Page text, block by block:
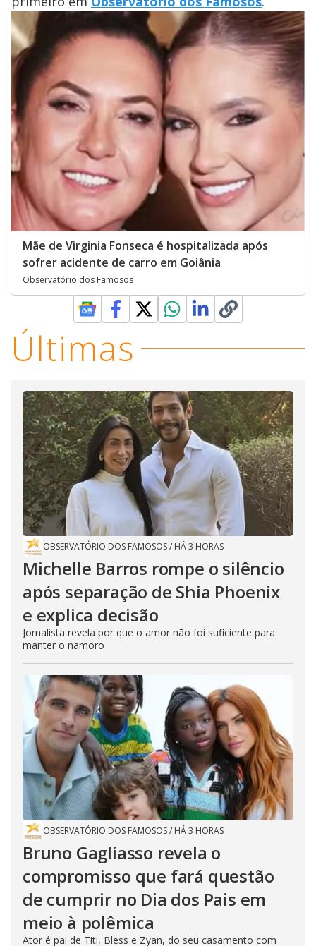
Mãe de Virginia Fonseca é hospitalizada após
sofrer acidente de carro em Goiânia
Observatório dos Famosos
Últimas
OBSERVATÓRIO DOS FAMOSOS/ HÁ 3 HORAS
Michelle Barros rompe o silêncio
após separação de Shia Phoenix
e explica decisão
Jornalista revela por que o amor não foi suficiente para
manter o namoro
OBSERVATÓRIO DOS FAMOSOS/ HÁ 3 HORAS
Bruno Gagliasso revela o
compromisso que fará questão
de cumprir no Dia dos Pais em
meio à polêmica
Ator é pai de Titi, Bless e Zyan, do seu casamento com